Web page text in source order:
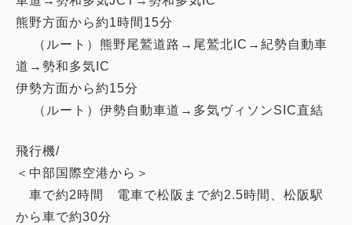
熊野方面から約1時間15分
（ルート）熊野尾鷲道路→尾鷲北IC→紀勢自動車
道→勢和多気IC
伊勢方面から約15分
（ルート）伊勢自動車道→多気ヴィソンSIC直結
飛行機/
＜中部国際空港から＞
車で約2時間 電車で松阪まで約2.5時間、松阪駅
から車で約30分